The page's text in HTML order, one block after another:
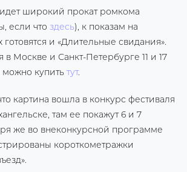
широкий прокат ромкома
если что здесь), к показам на
и «Длительные свидания».
в Москве и Санкт-Петербурге 11 и 17
можно купить тут.
картина вошла в конкурс фестиваля
там ее покажут 6 и 7
же во внеконкурсной программе
короткометражки